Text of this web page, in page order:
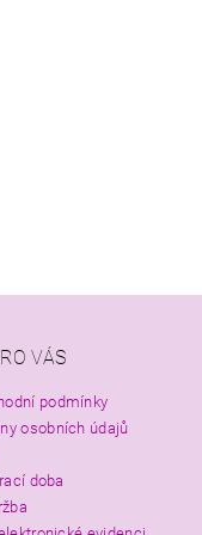
VÁS
podmínky
osobních údajů
doba